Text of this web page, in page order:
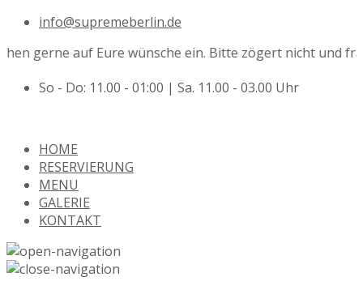
info@supremeberlin.de
gerne auf Eure wünsche ein. Bitte zögert nicht und
So - Do: 11.00 - 01:00 | Sa. 11.00 - 03.00 Uhr
HOME
RESERVIERUNG
MENU
GALERIE
KONTAKT